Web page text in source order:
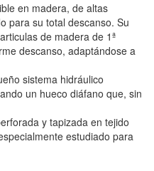
en madera, de altas
para su total descanso. Su
de madera de 1ª
descanso, adaptándose a
sistema hidráulico
un hueco diáfano que, sin
y tapizada en tejido
estudiado para